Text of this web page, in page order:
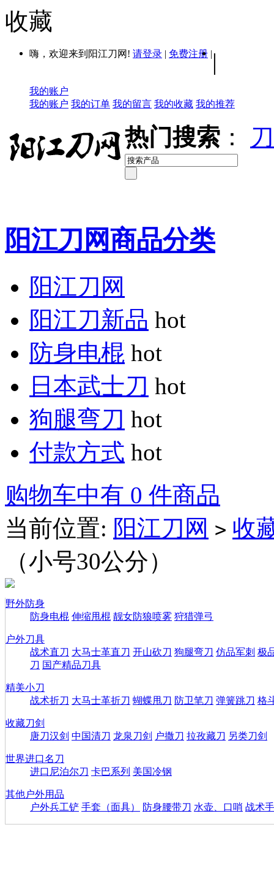
收藏
嗨，欢迎来到阳江刀网! 请登录 | 免费注册 | |
我的账户
我的账户 我的订单 我的留言 我的收藏 我的推荐
热门搜索 ：
阳江刀网商品分类
阳江刀网
阳江刀新品 hot
防身电棍 hot
日本武士刀 hot
狗腿弯刀 hot
付款方式 hot
购物车中有 0 件商品
当前位置: 阳江刀网 > 收
（小号30公分）
野外防身
防身电棍 伸缩甩棍 靓女防狼喷雾 狩猎弹弓
户外刀具
战术直刀 大马士革直刀 开山砍刀 狗腿弯刀 仿品军刺 极
刀 国产精品刀具
精美小刀
战术折刀 大马士革折刀 蝴蝶甩刀 防卫笔刀 弹簧跳刀 格
收藏刀剑
唐刀汉剑 中国清刀 龙泉刀剑 户撒刀 拉孜藏刀 另类刀剑
世界进口名刀
进口尼泊尔刀 卡巴系列 美国冷钢
其他户外用品
户外兵工铲 手套（面具） 防身腰带刀 水壶、口哨 战术